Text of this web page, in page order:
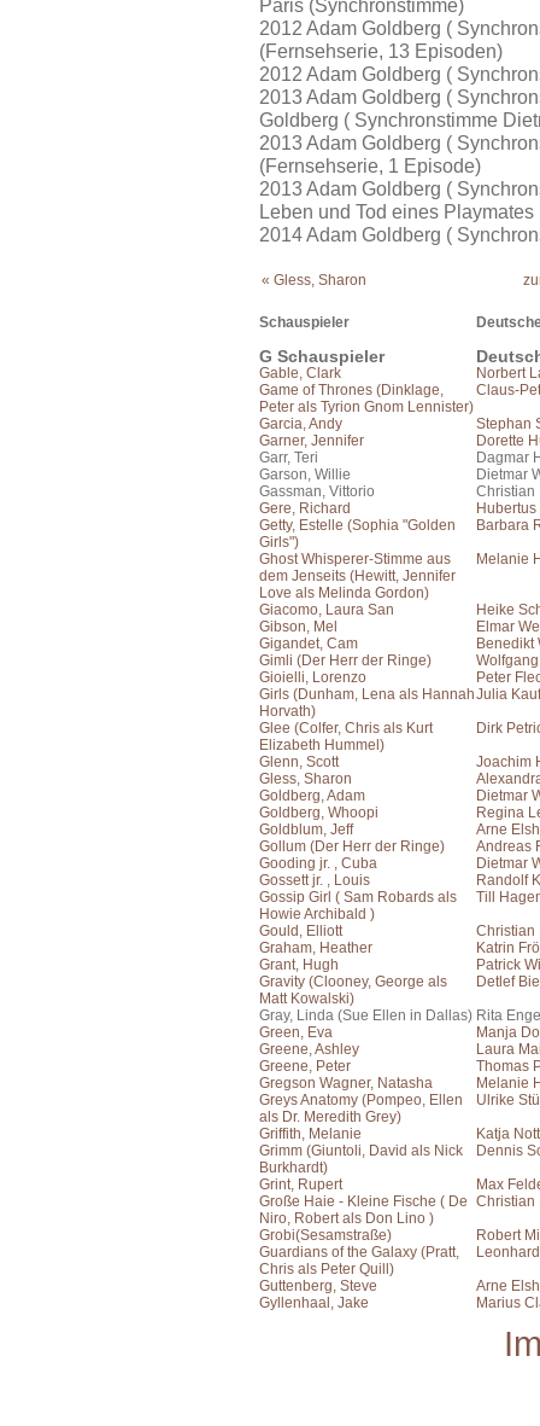
Paris (Synchronstimme)
2012 Adam Goldberg (
(Fernsehserie, 13 Episoden)
2012 Adam Goldberg (
2013 Adam Goldberg (
Goldberg ( Synchronstimme
2013 Adam Goldberg (
(Fernsehserie, 1 Episode)
2013 Adam Goldberg (
Leben und Tod eines
2014 Adam Goldberg (
« Gless, Sharon
Schauspieler
G Schauspieler
Gable, Clark
Norbert
Game of Thrones (Dinklage,
Peter als Tyrion Gnom Lennister)
Claus-
Garcia, Andy
Stephan
Garner, Jennifer
Dorette
Garr, Teri
Dagmar
Garson, Willie
Dietmar
Gassman, Vittorio
Christian
Gere, Richard
Getty, Estelle (Sophia "Golden
Girls")
Barbara
Ghost Whisperer-Stimme aus
dem Jenseits (Hewitt, Jennifer
Love als Melinda Gordon)
Melanie
Giacomo, Laura San
Heike
Gibson, Mel
Elmar
Gigandet, Cam
Benedikt
Gimli (Der Herr der Ringe)
Gioielli, Lorenzo
Peter
Girls (Dunham, Lena als Hannah
Horvath)
Julia
Glee (Colfer, Chris als Kurt
Elizabeth Hummel)
Dirk
Glenn, Scott
Joachim
Gless, Sharon
Goldberg, Adam
Dietmar
Goldberg, Whoopi
Regina
Goldblum, Jeff
Arne
Gollum (Der Herr der Ringe)
Andreas
Gooding jr. , Cuba
Dietmar
Gossett jr. , Louis
Randolf
Gossip Girl ( Sam Robards als
Howie Archibald )
Till
Gould, Elliott
Christian
Graham, Heather
Katrin
Grant, Hugh
Patrick
Gravity (Clooney, George als
Matt Kowalski)
Detlef
Gray, Linda (Sue Ellen in Dallas) Rita
Green, Eva
Manja
Greene, Ashley
Laura
Greene, Peter
Thomas
Gregson Wagner, Natasha
Melanie
Greys Anatomy (Pompeo, Ellen
als Dr. Meredith Grey)
Ulrike
Griffith, Melanie
Katja
Grimm (Giuntoli, David als Nick
Burkhardt)
Dennis
Grint, Rupert
Max
Große Haie - Kleine Fische ( De
Niro, Robert als Don Lino )
Christian
Grobi(Sesamstraße)
Robert
Guardians of the Galaxy (Pratt,
Chris als Peter Quill)
Guttenberg, Steve
Arne
Gyllenhaal, Jake
Marius